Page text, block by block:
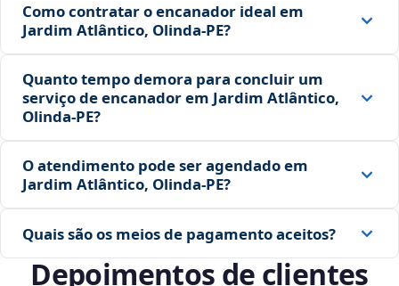
Como contratar o encanador ideal em
Jardim Atlântico, Olinda‑PE?
Quanto tempo demora para concluir um
serviço de encanador em Jardim Atlântico,
Olinda‑PE?
O atendimento pode ser agendado em
Jardim Atlântico, Olinda‑PE?
Quais são os meios de pagamento aceitos?
Depoimentos de clientes